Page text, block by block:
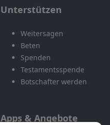
Unterstützen
Weitersagen
Beten
Spenden
Testamentsspende
Botschafter werden
Apps & Angebote